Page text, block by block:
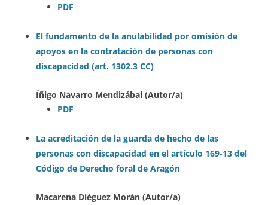
PDF
El fundamento de la anulabilidad por omisión de
apoyos en la contratación de personas con
discapacidad (art. 1302.3 CC)
Íñigo Navarro Mendizábal (Autor/a)
PDF
La acreditación de la guarda de hecho de las
personas con discapacidad en el artículo 169-13 del
Código de Derecho foral de Aragón
Macarena Diéguez Morán (Autor/a)